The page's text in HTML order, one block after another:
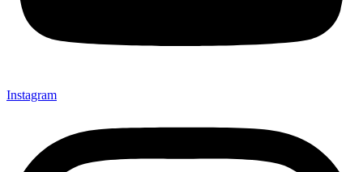
Instagram